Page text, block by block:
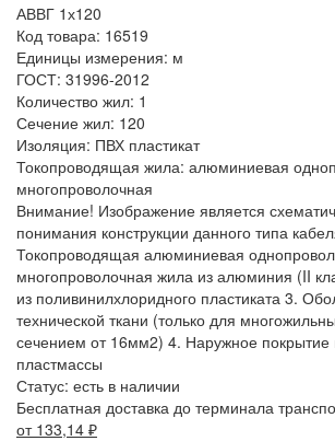
АВВГ 1х120
Код товара: 16519
Единицы измерения: м
ГОСТ: 31996-2012
Количество жил: 1
Сечение жил: 120
Изоляция: ПВХ пластикат
Токопроводящая жила: алюминиевая
многопроволочная
Внимание! Изображение является
понимания конструкции данного типа
Токопроводящая алюминиевая
многопроволочная жила из алюминия (II
из поливинилхлоридного пластиката 3.
технической ткани (только для
сечением от 16мм2) 4. Наружное покрытие
пластмассы
Статус: есть в наличии
Бесплатная доставка до терминала
от 133,14 ₽